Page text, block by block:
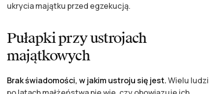
ukrycia majątku przed egzekucją.
Pułapki przy ustrojach
majątkowych
Brak świadomości, w jakim ustroju się jest.Wielu ludzi